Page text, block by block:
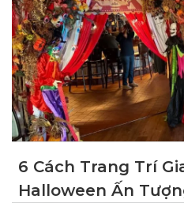
6 Cách Trang Trí
Halloween Ấn